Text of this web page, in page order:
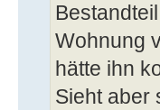
Wohnung
hätte ihn
Sieht aber